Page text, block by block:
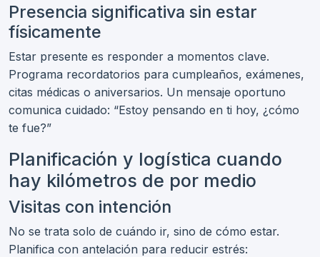
Presencia significativa sin estar
físicamente
Estar presente es responder a momentos clave.
Programa recordatorios para cumpleaños, exámenes,
citas médicas o aniversarios. Un mensaje oportuno
comunica cuidado: “Estoy pensando en ti hoy, ¿cómo
te fue?”
Planificación y logística cuando
hay kilómetros de por medio
Visitas con intención
No se trata solo de cuándo ir, sino de cómo estar.
Planifica con antelación para reducir estrés: